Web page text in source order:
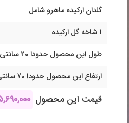
گلدان ارکیده ماهرو شامل
1 شاخه گل ارکیده
طول این محصول حدودا 20 سانتی متر می باشد
ارتفاع این محصول حدودا 70 سانتی متر می باشد
قیمت این محصول